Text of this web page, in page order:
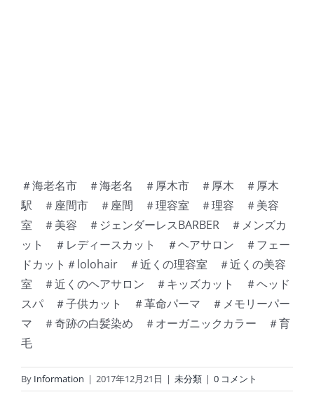
＃海老名市 ＃海老名 ＃厚木市 ＃厚木 ＃厚木
駅 ＃座間市 ＃座間 ＃理容室 ＃理容 ＃美容
室 ＃美容 ＃ジェンダーレスBARBER ＃メンズカ
ット ＃レディースカット ＃ヘアサロン ＃フェー
ドカット＃lolohair ＃近くの理容室 ＃近くの美容
室 ＃近くのヘアサロン ＃キッズカット ＃ヘッド
スパ ＃子供カット ＃革命パーマ ＃メモリーパー
マ ＃奇跡の白髪染め ＃オーガニックカラー ＃育
毛
By Information | 2017年12月21日 | 未分類 | 0 コメント